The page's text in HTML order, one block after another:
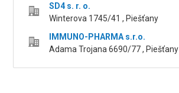
SD4 s. r. o.
Winterova 1745/41 , Piešťany
IMMUNO-PHARMA s.r.o.
Adama Trojana 6690/77 , Piešťany